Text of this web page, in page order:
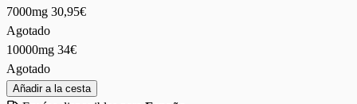
7000mg 30,95€
Agotado
10000mg 34€
Agotado
Añadir a la cesta